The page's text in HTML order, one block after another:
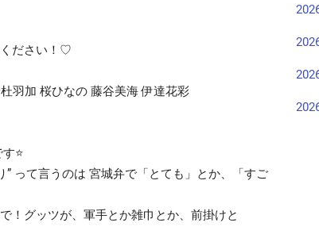
ださい！♡
羽加 桜ひなの 藤谷美海 伊達花彩
⭐️
って言うのは 宮城弁で「とても」とか、「すご
！グッツが、軍手とか雑巾とか、前掛けと